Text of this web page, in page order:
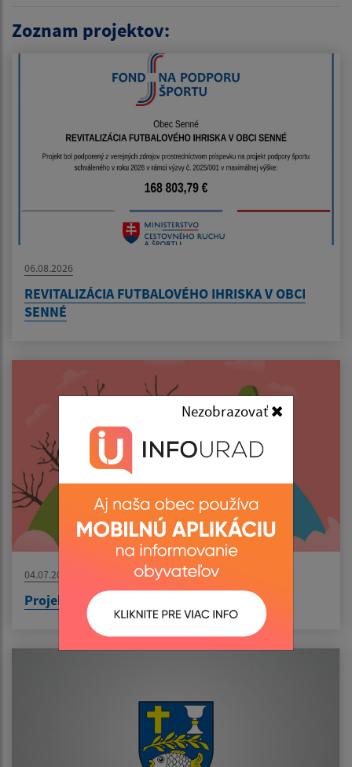
Nezobrazovať
Zoznam projektov:
06.08.2026
REVITALIZÁCIA FUTBALOVÉHO IHRISKA V OBCI
SENNÉ
04.07.2026
Projekt: Výsadba zelene v obci Senné